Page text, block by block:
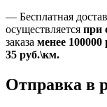
— Бесплатная
осуществляется при
заказа менее 100000
35 руб.\км.
Отправка в